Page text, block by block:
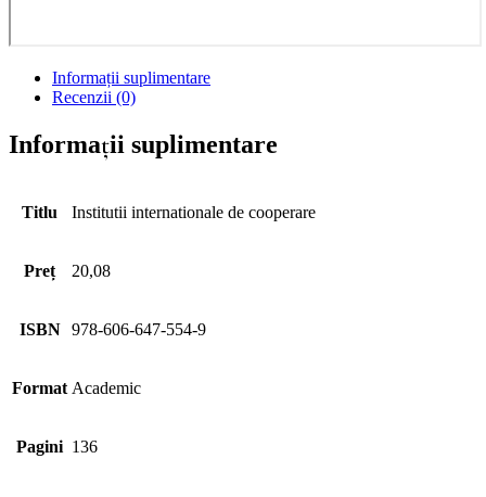
Informații suplimentare
Recenzii (0)
Informații suplimentare
Titlu Institutii internationale de cooperare
Preț 20,08
ISBN 978-606-647-554-9
Format Academic
Pagini 136